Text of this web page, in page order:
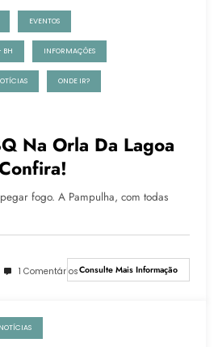
EVENTOS
BH INFORMAÇÕES
ONDE IR?
Na Orla Da Lagoa
fogo. A Pampulha, com todas
1 ComentáriosConsulte Mais Informação
NOTÍCIAS